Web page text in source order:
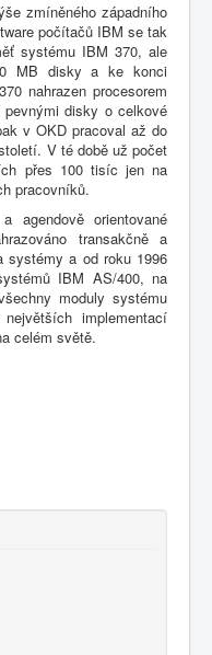
v Brně
v OKD ... Metzl
zmíněného západního
počítačů IBM se tak
systému IBM 370, ale
MB disky a ke konci
nahrazen procesorem
disky o celkové
v OKD pracoval až do
V té době už počet
přes 100 tisíc jen na
pracovníků.
orientované
transakčně a
systémy a od roku 1996
IBM AS/400, na
moduly systému
implementací
celém světě.